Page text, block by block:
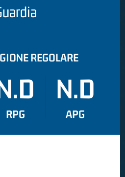
REGOLARE
RPG
N.D
APG